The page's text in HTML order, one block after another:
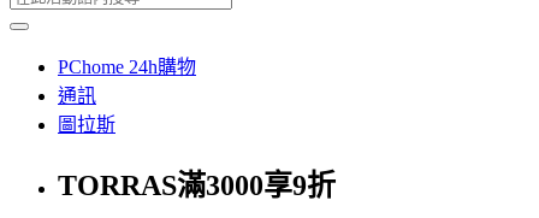
PChome 24h購物
通訊
圖拉斯
TORRAS滿3000享9折